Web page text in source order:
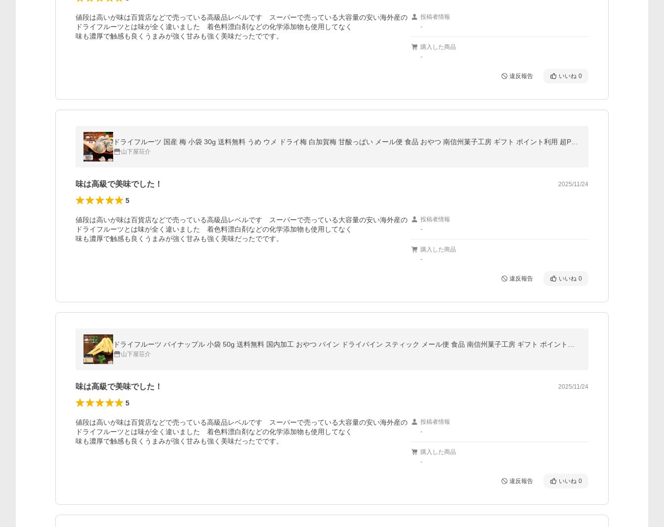
値段は高いが味は百貨店などで売っている高級品レベルです　スーパーで売っている大容量の安い海外産の
ドライフルーツとは味が全く違いました　着色料漂白剤などの化学添加物も使用してなく
味も濃厚で触感も良くうまみが強く甘みも強く美味だったでです。
投稿者情報
-
購入した商品
-
違反報告 いいね 0
山下屋荘介
味は高級で美味でした！ 2025/11/24
5
値段は高いが味は百貨店などで売っている高級品レベルです　スーパーで売っている大容量の安い海外産の
ドライフルーツとは味が全く違いました　着色料漂白剤などの化学添加物も使用してなく
味も濃厚で触感も良くうまみが強く甘みも強く美味だったでです。
投稿者情報
-
購入した商品
-
違反報告 いいね 0
山下屋荘介
味は高級で美味でした！ 2025/11/24
5
値段は高いが味は百貨店などで売っている高級品レベルです　スーパーで売っている大容量の安い海外産の
ドライフルーツとは味が全く違いました　着色料漂白剤などの化学添加物も使用してなく
味も濃厚で触感も良くうまみが強く甘みも強く美味だったでです。
投稿者情報
-
購入した商品
-
違反報告 いいね 0